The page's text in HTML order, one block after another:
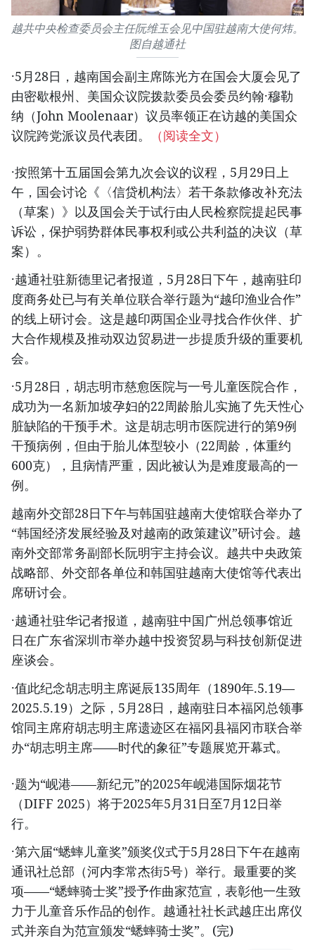
越共中央检查委员会主任阮维玉会见中国驻越南大使何炜。
图自越通社
·5月28日，越南国会副主席陈光方在国会大厦会见了
由密歇根州、美国众议院拨款委员会委员约翰·穆勒
纳（John Moolenaar）议员率领正在访越的美国众
议院跨党派议员代表团。
（阅读全文）
·按照第十五届国会第九次会议的议程，5月29日上
午，国会讨论《〈信贷机构法〉若干条款修改补充法
（草案）》以及国会关于试行由人民检察院提起民事
诉讼，保护弱势群体民事权利或公共利益的决议（草
案）。
·越通社驻新德里记者报道，5月28日下午，越南驻印
度商务处已与有关单位联合举行题为“越印渔业合作”
的线上研讨会。这是越印两国企业寻找合作伙伴、扩
大合作规模及推动双边贸易进一步提质升级的重要机
会。
·5月28日，胡志明市慈愈医院与一号儿童医院合作，
成功为一名新加坡孕妇的22周龄胎儿实施了先天性心
脏缺陷的干预手术。这是胡志明市医院进行的第9例
干预病例，但由于胎儿体型较小（22周龄，体重约
600克），且病情严重，因此被认为是难度最高的一
例。
越南外交部28日下午与韩国驻越南大使馆联合举办了
“韩国经济发展经验及对越南的政策建议”研讨会。越
南外交部常务副部长阮明宇主持会议。越共中央政策
战略部、外交部各单位和韩国驻越南大使馆等代表出
席研讨会。
·越通社驻华记者报道，越南驻中国广州总领事馆近
日在广东省深圳市举办越中投资贸易与科技创新促进
座谈会。
·值此纪念胡志明主席诞辰135周年（1890年.5.19—
2025.5.19）之际，5月28日，越南驻日本福冈总领事
馆同主席府胡志明主席遗迹区在福冈县福冈市联合举
办“胡志明主席——时代的象征”专题展览开幕式。
·题为“岘港——新纪元”的2025年岘港国际烟花节
（DIFF 2025）将于2025年5月31日至7月12日举
行。
·第六届“蟋蟀儿童奖”颁奖仪式于5月28日下午在越南
通讯社总部（河内李常杰街5号）举行。最重要的奖
项——“蟋蟀骑士奖”授予作曲家范宣，表彰他一生致
力于儿童音乐作品的创作。越通社社长武越庄出席仪
式并亲自为范宣颁发“蟋蟀骑士奖”。(完)